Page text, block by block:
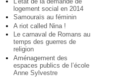
logement social en 2014
Samouraïs au féminin
A riot called Nina !
Le carnaval de Romans au
temps des guerres de
religion
Aménagement des
espaces publics de l’école
Anne Sylvestre